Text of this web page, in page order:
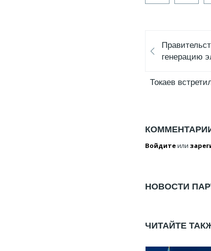
генерацию
Токаев
Войдитеили
НОВОСТИ
ЧИТАЙТЕ